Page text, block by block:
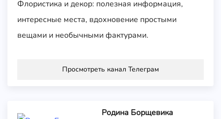
Флористика и декор: полезная информация,
интересные места, вдохновение простыми
вещами и необычными фактурами.
Просмотреть канал Телеграм
Родина Борщевика